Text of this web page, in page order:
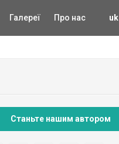
uk
Галереї Про нас
Станьте нашим автором